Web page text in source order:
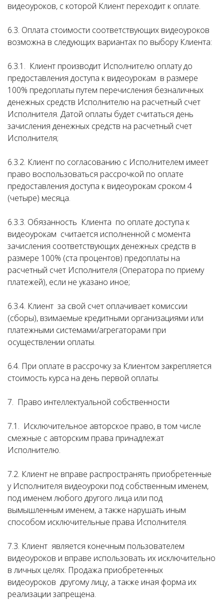
видеоуроков, с которой Клиент переходит к оплате.
6.3. Оплата стоимости соответствующих видеоуроков
возможна в следующих вариантах по выбору Клиента:
6.3.1. Клиент производит Исполнителю оплату до
предоставления доступа к видеоурокам в размере
100% предоплаты путем перечисления безналичных
денежных средств Исполнителю на расчетный счет
Исполнителя. Датой оплаты будет считаться день
зачисления денежных средств на расчетный счет
Исполнителя;
6.3.2. Клиент по согласованию с Исполнителем имеет
право воспользоваться рассрочкой по оплате
предоставления доступа к видеоурокам сроком 4
(четыре) месяца.
6.3.3. Обязанность Клиента по оплате доступа к
видеоурокам считается исполненной с момента
зачисления соответствующих денежных средств в
размере 100% (ста процентов) предоплаты на
расчетный счет Исполнителя (Оператора по приему
платежей), если не указано иное;
6.3.4. Клиент за свой счет оплачивает комиссии
(сборы), взимаемые кредитными организациями или
платежными системами/агрегаторами при
осуществлении оплаты.
6.4. При оплате в рассрочку за Клиентом закрепляется
стоимость курса на день первой оплаты.
7. Право интеллектуальной собственности
7.1. Исключительное авторское право, в том числе
смежные с авторским права принадлежат
Исполнителю.
7.2. Клиент не вправе распространять приобретенные
у Исполнителя видеоуроки под собственным именем,
под именем любого другого лица или под
вымышленным именем, а также нарушать иным
способом исключительные права Исполнителя.
7.3. Клиент является конечным пользователем
видеоуроков и вправе использовать их исключительно
в личных целях. Продажа приобретенных
видеоуроков другому лицу, а также иная форма их
реализации запрещена.